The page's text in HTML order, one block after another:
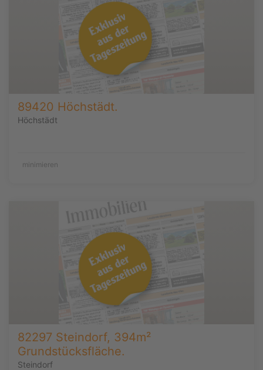
89420 Höchstädt.
Höchstädt
minimieren
82297 Steindorf, 394m²
Grundstücksfläche.
Steindorf